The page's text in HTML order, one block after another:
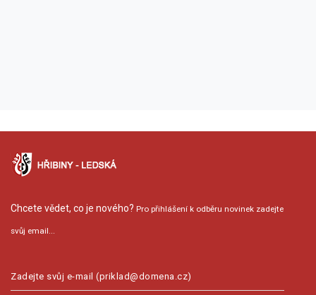
Chcete vědet, co je nového? Pro přihlášení k odběru novinek zadejte
svůj email...